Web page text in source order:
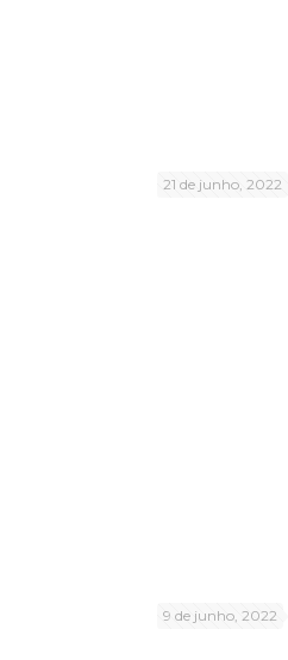
21 de junho, 2022
9 de junho, 2022